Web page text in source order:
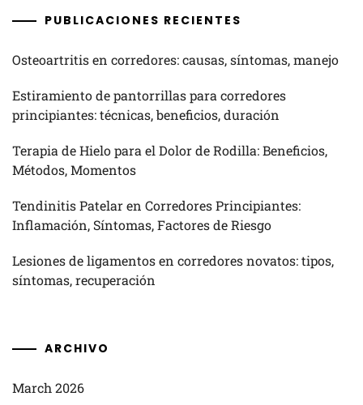
PUBLICACIONES RECIENTES
Osteoartritis en corredores: causas, síntomas, manejo
Estiramiento de pantorrillas para corredores
principiantes: técnicas, beneficios, duración
Terapia de Hielo para el Dolor de Rodilla: Beneficios,
Métodos, Momentos
Tendinitis Patelar en Corredores Principiantes:
Inflamación, Síntomas, Factores de Riesgo
Lesiones de ligamentos en corredores novatos: tipos,
síntomas, recuperación
ARCHIVO
March 2026